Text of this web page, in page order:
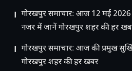
गोरखपुर समाचार: आज 12 मई 2026
नजर में जानें गोरखपुर शहर की हर
गोरखपुर समाचार: आज की प्रमुख
गोरखपुर शहर की हर खबर